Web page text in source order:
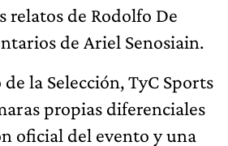
relatos de Rodolfo De
de Ariel Senosiain.
la Selección, TyC Sports
propias diferenciales
oficial del evento y una